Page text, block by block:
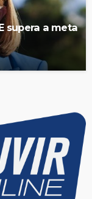
supera a meta